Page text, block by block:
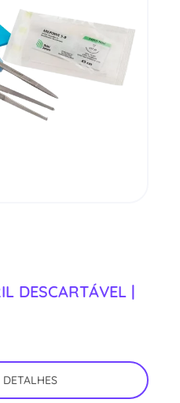
DESCARTÁVEL |